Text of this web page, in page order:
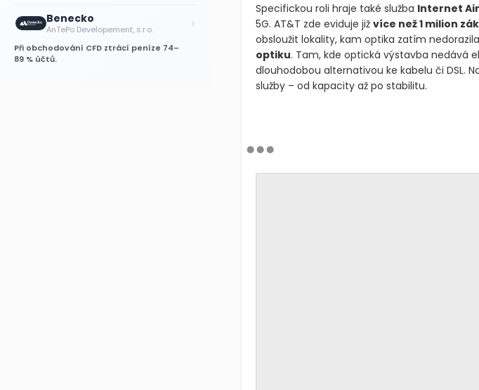
Specifickou roli hraje také služba Internet Air
5G. AT&T zde eviduje již více než 1 milion
obsloužit lokality, kam optika zatím
optiku. Tam, kde optická výstavba nedává
dlouhodobou alternativou ke kabelu či DSL.
služby – od kapacity až po stabilitu.
Benecko
AnTePo Developement, s.r.o. ›
Při obchodování CFD ztrácí peníze 74–
89 % účtů.